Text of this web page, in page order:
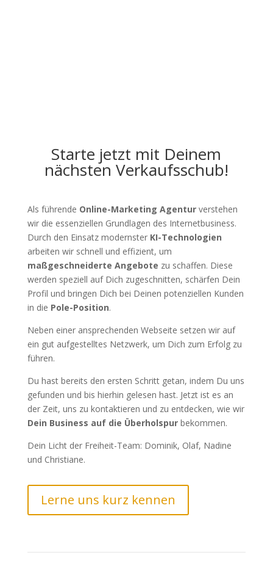
Starte jetzt mit Deinem
nächsten Verkaufsschub!
Als führende Online-Marketing Agenturverstehen
wir die essenziellen Grundlagen des Internetbusiness.
Durch den Einsatz modernsterKI-Technologien
arbeiten wir schnell und effizient, um
maßgeschneiderte Angebote zu schaffen. Diese
werden speziell auf Dich zugeschnitten, schärfen Dein
Profil und bringen Dich bei Deinen potenziellen Kunden
in die Pole-Position.
Neben einer ansprechenden Webseite setzen wir auf
ein gut aufgestelltes Netzwerk, um Dich zum Erfolg zu
führen.
Du hast bereits den ersten Schritt getan, indem Du uns
gefunden und bis hierhin gelesen hast. Jetzt ist es an
der Zeit, uns zu kontaktieren und zu entdecken, wie wir
Dein Business auf die Überholspurbekommen.
Dein Licht der Freiheit-Team: Dominik, Olaf, Nadine
und Christiane.
Lerne uns kurz kennen